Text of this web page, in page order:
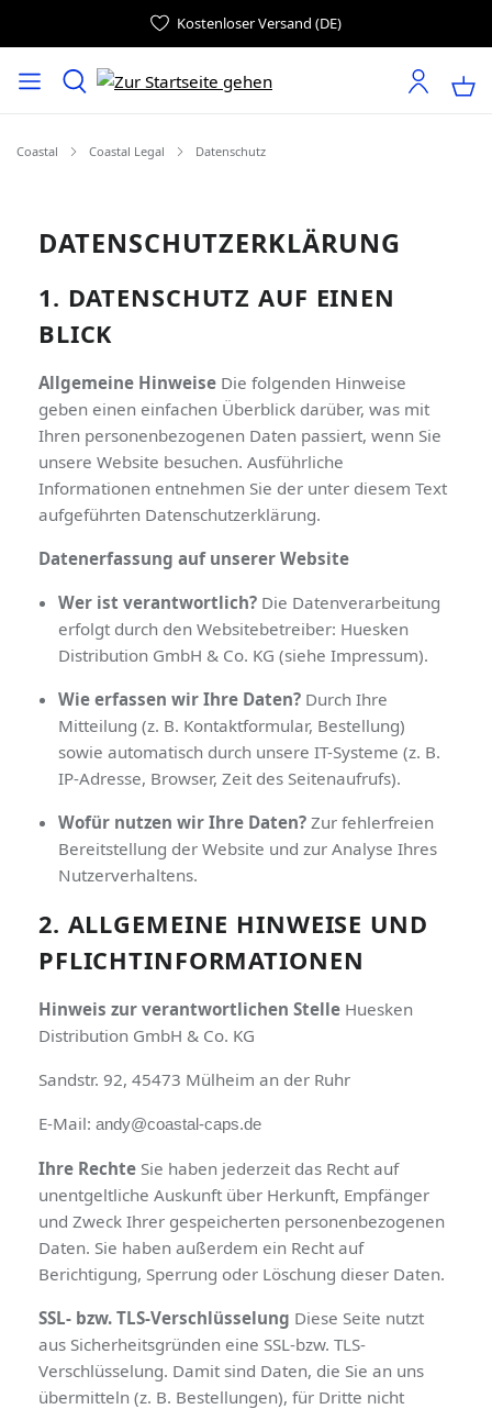
Kostenloser Versand (DE)
Coastal Coastal Legal Datenschutz
DATENSCHUTZERKLÄRUNG
1. DATENSCHUTZ AUF EINEN
BLICK
Allgemeine Hinweise Die folgenden Hinweise
geben einen einfachen Überblick darüber, was mit
Ihren personenbezogenen Daten passiert, wenn Sie
unsere Website besuchen. Ausführliche
Informationen entnehmen Sie der unter diesem Text
aufgeführten Datenschutzerklärung.
Datenerfassung auf unserer Website
Wer ist verantwortlich? Die Datenverarbeitung
erfolgt durch den Websitebetreiber: Huesken
Distribution GmbH & Co. KG (siehe Impressum).
Wie erfassen wir Ihre Daten? Durch Ihre
Mitteilung (z. B. Kontaktformular, Bestellung)
sowie automatisch durch unsere IT-Systeme (z. B.
IP-Adresse, Browser, Zeit des Seitenaufrufs).
Wofür nutzen wir Ihre Daten? Zur fehlerfreien
Bereitstellung der Website und zur Analyse Ihres
Nutzerverhaltens.
2. ALLGEMEINE HINWEISE UND
PFLICHTINFORMATIONEN
Hinweis zur verantwortlichen Stelle Huesken
Distribution GmbH & Co. KG
Sandstr. 92, 45473 Mülheim an der Ruhr
E-Mail: andy@coastal-caps.de
Ihre Rechte Sie haben jederzeit das Recht auf
unentgeltliche Auskunft über Herkunft, Empfänger
und Zweck Ihrer gespeicherten personenbezogenen
Daten. Sie haben außerdem ein Recht auf
Berichtigung, Sperrung oder Löschung dieser Daten.
SSL- bzw. TLS-Verschlüsselung Diese Seite nutzt
aus Sicherheitsgründen eine SSL-bzw. TLS-
Verschlüsselung. Damit sind Daten, die Sie an uns
übermitteln (z. B. Bestellungen), für Dritte nicht